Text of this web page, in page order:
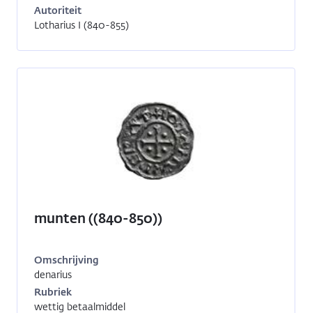
Autoriteit
Lotharius I (840-855)
munten ((840-850))
Omschrijving
denarius
1843
Rubriek
wettig betaalmiddel